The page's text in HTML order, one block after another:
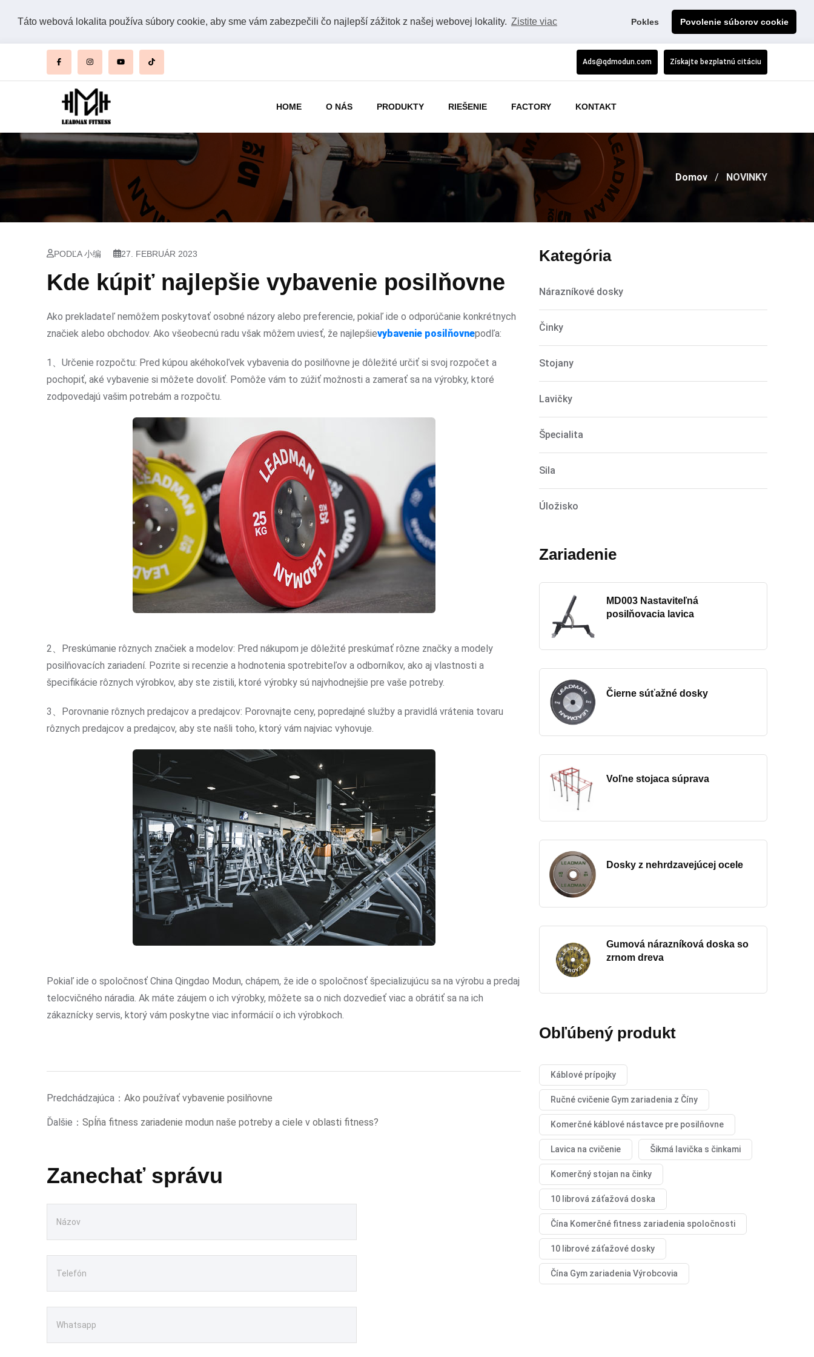
Táto webová lokalita používa súbory cookie, aby sme vám zabezpečili čo najlepší zážitok z našej webovej lokality. Zistite viac Pokles Povolenie súborov cookie
Ads@qdmodun.com Získajte bezplatnú citáciu
HOME O NÁS PRODUKTY RIEŠENIE FACTORY KONTAKT
Domov NOVINKY
PODĽA 小编 27. FEBRUÁR 2023
Kde kúpiť najlepšie vybavenie posilňovne
Ako prekladateľ nemôžem poskytovať osobné názory alebo preferencie, pokiaľ ide o odporúčanie konkrétnych
značiek alebo obchodov. Ako všeobecnú radu však môžem uviesť, že najlepšievybavenie posilňovnepodľa:
1、Určenie rozpočtu: Pred kúpou akéhokoľvek vybavenia do posilňovne je dôležité určiť si svoj rozpočet a
pochopiť, aké vybavenie si môžete dovoliť. Pomôže vám to zúžiť možnosti a zamerať sa na výrobky, ktoré
zodpovedajú vašim potrebám a rozpočtu.
2、Preskúmanie rôznych značiek a modelov: Pred nákupom je dôležité preskúmať rôzne značky a modely
posilňovacích zariadení. Pozrite si recenzie a hodnotenia spotrebiteľov a odborníkov, ako aj vlastnosti a
špecifikácie rôznych výrobkov, aby ste zistili, ktoré výrobky sú najvhodnejšie pre vaše potreby.
3、Porovnanie rôznych predajcov a predajcov: Porovnajte ceny, popredajné služby a pravidlá vrátenia tovaru
rôznych predajcov a predajcov, aby ste našli toho, ktorý vám najviac vyhovuje.
Pokiaľ ide o spoločnosť China Qingdao Modun, chápem, že ide o spoločnosť špecializujúcu sa na výrobu a predaj
telocvičného náradia. Ak máte záujem o ich výrobky, môžete sa o nich dozvedieť viac a obrátiť sa na ich
zákaznícky servis, ktorý vám poskytne viac informácií o ich výrobkoch.
Predchádzajúca：Ako používať vybavenie posilňovne
Ďalšie：Spĺňa fitness zariadenie modun naše potreby a ciele v oblasti fitness?
Zanechať správu
Kategória
Nárazníkové dosky
Činky
Stojany
Lavičky
Špecialita
Sila
Úložisko
Zariadenie
MD003 Nastaviteľná
posilňovacia lavica
Čierne súťažné dosky
Voľne stojaca súprava
Dosky z nehrdzavejúcej ocele
Gumová nárazníková doska so
zrnom dreva
Obľúbený produkt
Káblové prípojky
Ručné cvičenie Gym zariadenia z Číny
Komerčné káblové nástavce pre posilňovne
Lavica na cvičenie Šikmá lavička s činkami
Komerčný stojan na činky
10 librová záťažová doska
Čína Komerčné fitness zariadenia spoločnosti
10 librové záťažové dosky
Čína Gym zariadenia Výrobcovia